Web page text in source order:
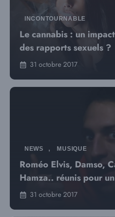
INCONTOURNABLE
Le cannabis : un
des rapports sexuels ?
31 octobre 2017
NEWS , MUSIQUE
Roméo Elvis, Damso,
Hamza.. réunis pour
31 octobre 2017